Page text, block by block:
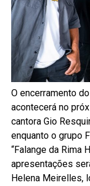
O encerramento
acontecerá no
cantora Gio
enquanto o grupo
“Falange da Rima
apresentações
Helena Meirelles,